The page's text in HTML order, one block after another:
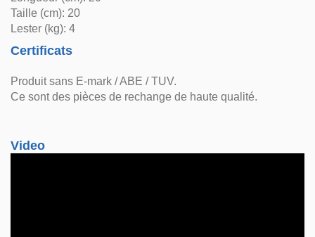
Taille (cm): 20
Lester (kg): 4
Certificats
Produit sans E-mark / ABE / TUV.
Ce sont des pièces de rechange de haute qualité.
Video